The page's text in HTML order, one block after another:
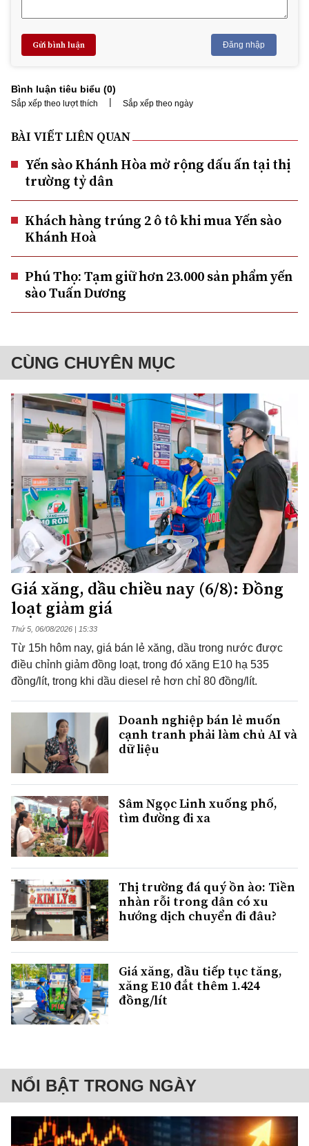
Gửi bình luận Đăng nhập
Bình luận tiêu biểu (0)
Sắp xếp theo lượt thích | Sắp xếp theo ngày
BÀI VIẾT LIÊN QUAN
Yến sào Khánh Hòa mở rộng dấu ấn tại thị
trường tỷ dân
Khách hàng trúng 2 ô tô khi mua Yến sào
Khánh Hoà
Phú Thọ: Tạm giữ hơn 23.000 sản phẩm yến
sào Tuấn Dương
CÙNG CHUYÊN MỤC
Giá xăng, dầu chiều nay (6/8): Đồng
loạt giảm giá
Thứ 5, 06/08/2026 | 15:33
Từ 15h hôm nay, giá bán lẻ xăng, dầu trong nước được
điều chỉnh giảm đồng loạt, trong đó xăng E10 hạ 535
đồng/lít, trong khi dầu diesel rẻ hơn chỉ 80 đồng/lít.
Doanh nghiệp bán lẻ muốn
cạnh tranh phải làm chủ AI và
dữ liệu
Sâm Ngọc Linh xuống phố,
tìm đường đi xa
Thị trường đá quý ồn ào: Tiền
nhàn rỗi trong dân có xu
hướng dịch chuyển đi đâu?
Giá xăng, dầu tiếp tục tăng,
xăng E10 đắt thêm 1.424
đồng/lít
NỔI BẬT TRONG NGÀY